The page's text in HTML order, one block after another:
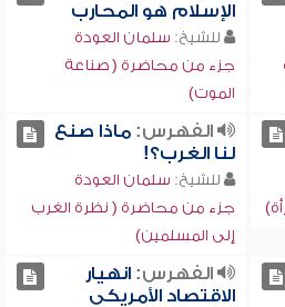
الإسلام هو المحارب
للشيخ: سلمان العودة
جزء من محاضرة ( صناعة
الموت)
الفهرس:ماذا صنع
لنا الغرب؟!
للشيخ: سلمان العودة
جزء من محاضرة ( نظرة الغرب
إلى المسلمين)
الفهرس:انهيار
الاقتصاد الأمريكي